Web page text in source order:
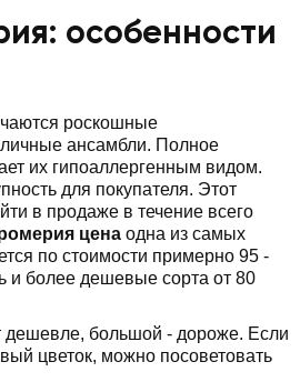
особенности
роскошные
ансамбли. Полное
их гипоаллергенным видом.
для покупателя. Этот
в продаже в течение всего
цена одна из самых
по стоимости примерно 95 -
и более дешевые сорта от 80
дешевле, большой - дороже. Если
цветок, можно посоветовать